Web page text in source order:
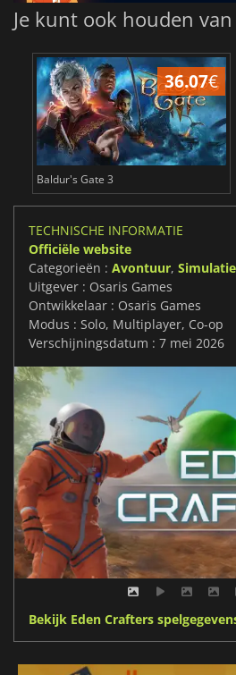
Je kunt ook houden van
36.07€
Baldur's Gate 3
TECHNISCHE INFORMATIE
Officiële website
Categorieën : Avontuur, Simulatie
Uitgever : Osaris Games
Ontwikkelaar : Osaris Games
Modus : Solo, Multiplayer, Co-op
Verschijningsdatum : 7 mei 2026
Bekijk Eden Crafters